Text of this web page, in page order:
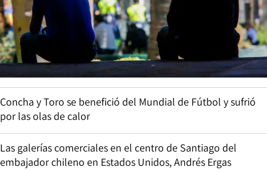
Concha y Toro se benefició del Mundial de Fútbol y sufrió
por las olas de calor
Las galerías comerciales en el centro de Santiago del
embajador chileno en Estados Unidos, Andrés Ergas